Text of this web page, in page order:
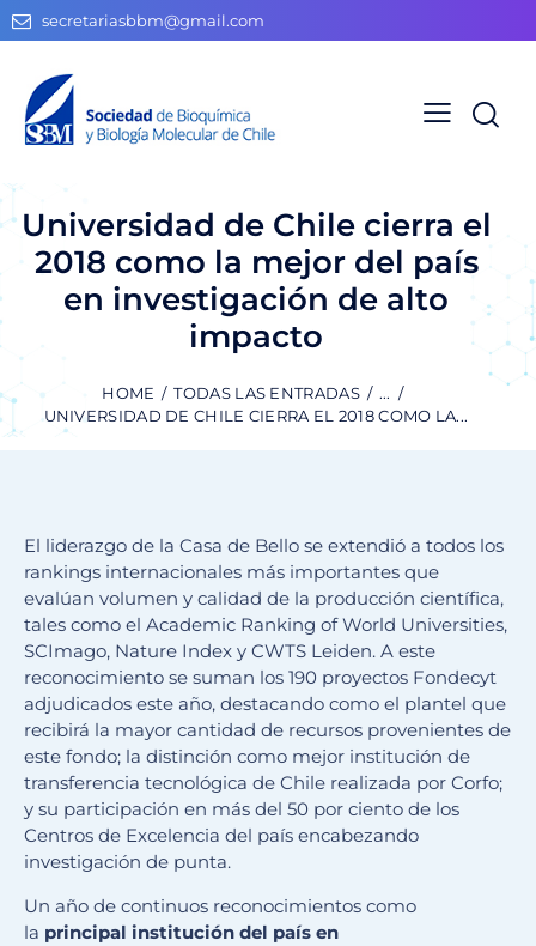
secretariasbbm@gmail.com
Universidad de Chile cierra el
2018 como la mejor del país
en investigación de alto
impacto
HOME TODAS LAS ENTRADAS
...
UNIVERSIDAD DE CHILE CIERRA EL 2018 COMO LA...
El liderazgo de la Casa de Bello se extendió a todos los
rankings internacionales más importantes que
evalúan volumen y calidad de la producción científica,
tales como el Academic Ranking of World Universities,
SCImago, Nature Index y CWTS Leiden. A este
reconocimiento se suman los 190 proyectos Fondecyt
adjudicados este año, destacando como el plantel que
recibirá la mayor cantidad de recursos provenientes de
este fondo; la distinción como mejor institución de
transferencia tecnológica de Chile realizada por Corfo;
y su participación en más del 50 por ciento de los
Centros de Excelencia del país encabezando
investigación de punta.
Un año de continuos reconocimientos como
la principal institución del país en